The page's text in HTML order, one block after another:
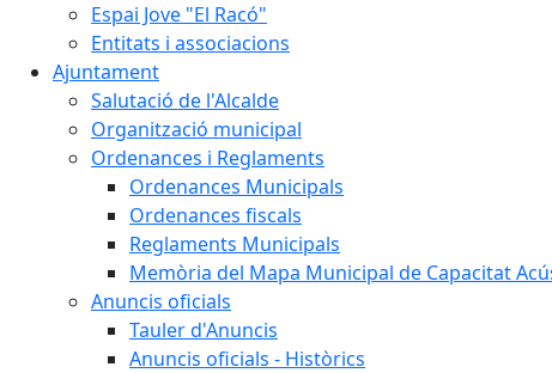
Espai Jove "El Racó"
Entitats i associacions
Ajuntament
Salutació de l'Alcalde
Organització municipal
Ordenances i Reglaments
Ordenances Municipals
Ordenances fiscals
Reglaments Municipals
Memòria del Mapa Municipal de Capacitat
Anuncis oficials
Tauler d'Anuncis
Anuncis oficials - Històrics